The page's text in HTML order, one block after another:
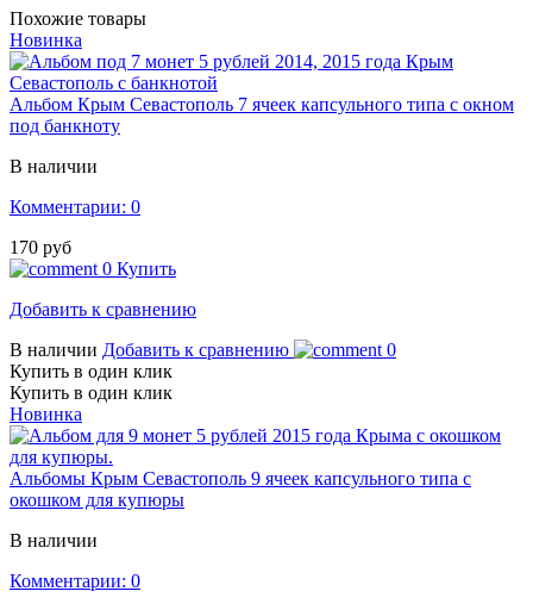
Похожие товары
Новинка
Альбом Крым Севастополь 7 ячеек капсульного типа с окном
под банкноту
В наличии
Комментарии: 0
170 руб
0 Купить
Добавить к сравнению
В наличии Добавить к сравнению
0
Купить в один клик
Купить в один клик
Новинка
Альбомы Крым Севастополь 9 ячеек капсульного типа с
окошком для купюры
В наличии
Комментарии: 0